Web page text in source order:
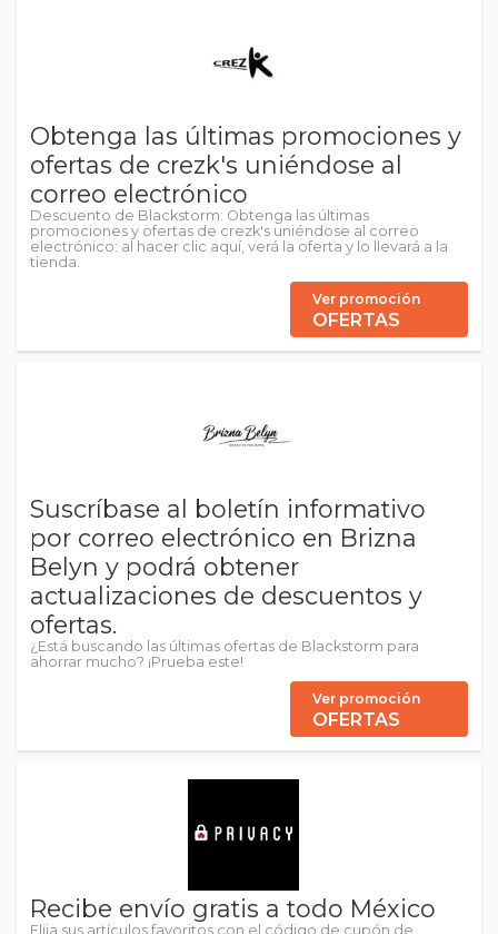
Obtenga las últimas promociones y
ofertas de crezk's uniéndose al
correo electrónico
Descuento de Blackstorm: Obtenga las últimas
promociones y ofertas de crezk's uniéndose al correo
electrónico: al hacer clic aquí, verá la oferta y lo llevará a la
tienda.
Ver promoción
OFERTAS
Suscríbase al boletín informativo
por correo electrónico en Brizna
Belyn y podrá obtener
actualizaciones de descuentos y
ofertas.
¿Está buscando las últimas ofertas de Blackstorm para
ahorrar mucho? ¡Prueba este!
Ver promoción
OFERTAS
Recibe envío gratis a todo México
Elija sus artículos favoritos con el código de cupón de